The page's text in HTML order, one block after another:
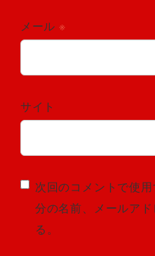
メール ※
サイト
次回のコメントで使
分の名前、メールア
る。